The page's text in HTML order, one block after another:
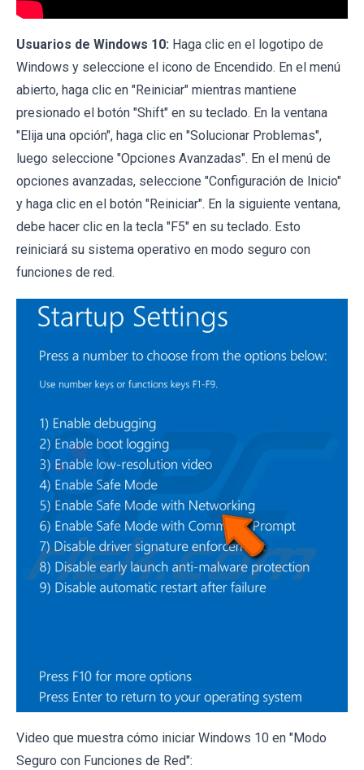
Usuarios de Windows 10: Haga clic en el logotipo de
Windows y seleccione el icono de Encendido. En el menú
abierto, haga clic en "Reiniciar" mientras mantiene
presionado el botón "Shift" en su teclado. En la ventana
"Elija una opción", haga clic en "Solucionar Problemas",
luego seleccione "Opciones Avanzadas". En el menú de
opciones avanzadas, seleccione "Configuración de Inicio"
y haga clic en el botón "Reiniciar". En la siguiente ventana,
debe hacer clic en la tecla "F5" en su teclado. Esto
reiniciará su sistema operativo en modo seguro con
funciones de red.
Video que muestra cómo iniciar Windows 10 en "Modo
Seguro con Funciones de Red":